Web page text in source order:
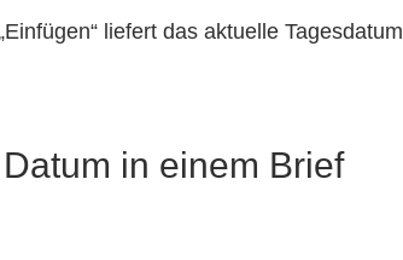
liefert das aktuelle
in einem Brief